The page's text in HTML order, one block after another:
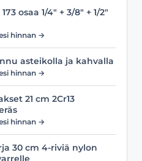
osaa 1/4" + 3/8" + 1/2"
hinnan →
asteikolla ja kahvalla
hinnan →
21 cm 2Cr13
hinnan →
30 cm 4-riviä nylon